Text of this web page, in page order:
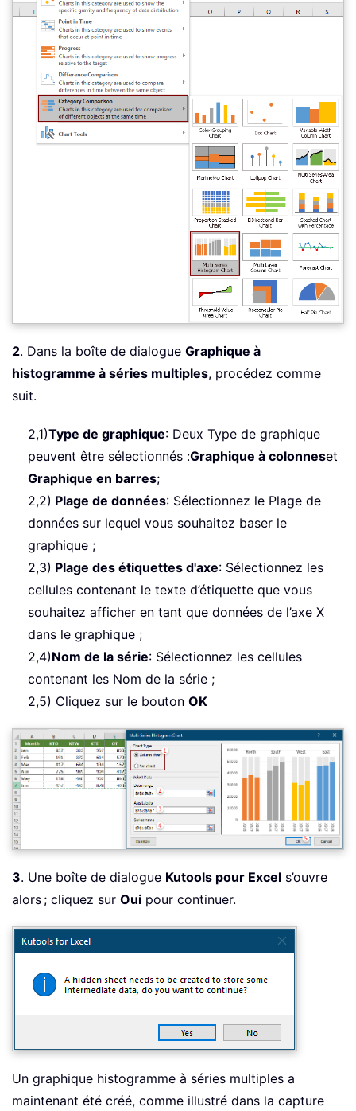
2. Dans la boîte de dialogue Graphique à
histogramme à séries multiples, procédez comme
suit.
2,1)Type de graphique: Deux Type de graphique
peuvent être sélectionnés :Graphique à colonneset
Graphique en barres;
2,2) Plage de données: Sélectionnez le Plage de
données sur lequel vous souhaitez baser le
graphique ;
2,3) Plage des étiquettes d'axe: Sélectionnez les
cellules contenant le texte d’étiquette que vous
souhaitez afficher en tant que données de l’axe X
dans le graphique ;
2,4)Nom de la série: Sélectionnez les cellules
contenant les Nom de la série ;
2,5) Cliquez sur le bouton OK
3. Une boîte de dialogue Kutools pour Excel s’ouvre
alors ; cliquez sur Oui pour continuer.
Un graphique histogramme à séries multiples a
maintenant été créé, comme illustré dans la capture